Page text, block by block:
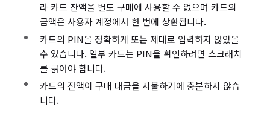
라 카드 잔액을 별도 구매에 사용할 수 없으며 카드의
금액은 사용자 계정에서 한 번에 상환됩니다.
카드의 PIN을 정확하게 또는 제대로 입력하지 않았을
수 있습니다. 일부 카드는 PIN을 확인하려면 스크래치
를 긁어야 합니다.
카드의 잔액이 구매 대금을 지불하기에 충분하지 않습
니다.